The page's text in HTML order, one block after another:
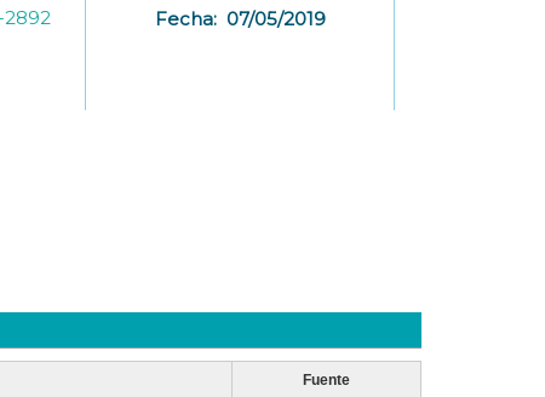
Fecha: 07/05/2019
Fuente